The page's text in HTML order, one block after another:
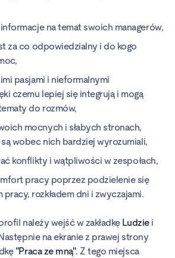
na temat swoich managerów,
za co odpowiedzialny i do kogo
pasjami i nieformalnymi
czemu lepiej się integrują i mogą
do rozmów,
mocnych i słabych stronach,
wobec nich bardziej wyrozumiali,
konflikty i wątpliwości w zespołach,
pracy poprzez podzielenie się
rozkładem dni i zwyczajami.
należy wejść w zakładkę Ludziei
na ekranie z prawej strony
"Praca ze mną". Z tego miejsca